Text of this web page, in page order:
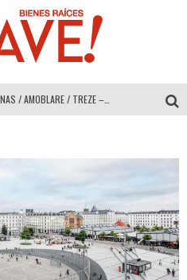
MULTIOFICINAS / AMOBLARE / TREZE – Especial Interiorismo & Decoración 2026
COLINEAL – Especial Interiorismo & Decoración 2026